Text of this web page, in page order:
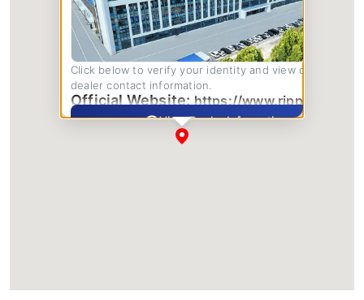
Click below to verify your identity and view complete
dealer contact information.
Official Website:https://www.rippa.com/
View Dealer Information